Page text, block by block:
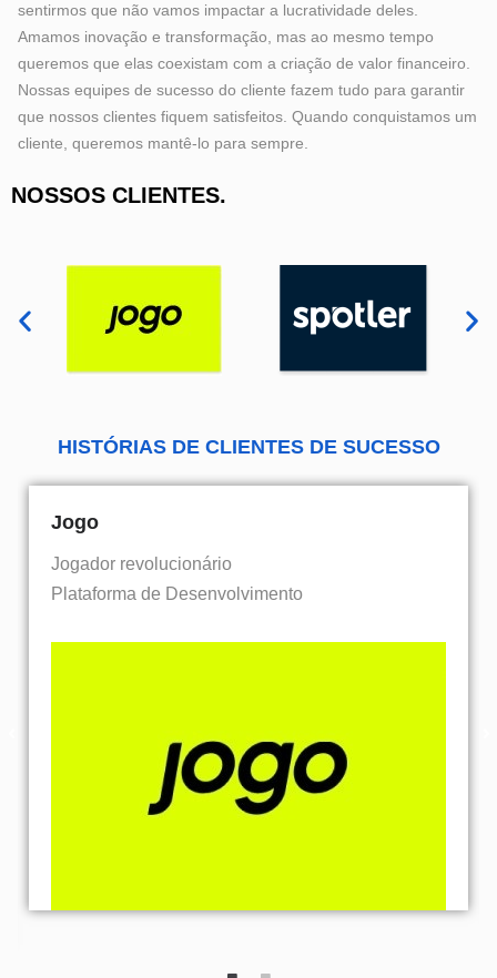
sentirmos que não vamos impactar a lucratividade deles.
Amamos inovação e transformação, mas ao mesmo tempo
queremos que elas coexistam com a criação de valor financeiro.
Nossas equipes de sucesso do cliente fazem tudo para garantir
que nossos clientes fiquem satisfeitos. Quando conquistamos um
cliente, queremos mantê-lo para sempre.
NOSSOS CLIENTES.
HISTÓRIAS DE CLIENTES DE SUCESSO
Jogo
Jogador revolucionário
Plataforma de Desenvolvimento